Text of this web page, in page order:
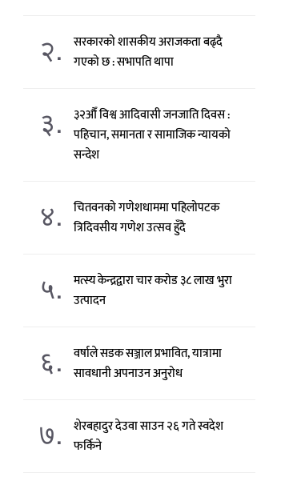
२.
सरकारको शासकीय अराजकता बढ्दै
गएको छ : सभापति थापा
३.
३२औँ विश्व आदिवासी जनजाति दिवस :
पहिचान, समानता र सामाजिक न्यायको
सन्देश
४.
चितवनको गणेशधाममा पहिलोपटक
त्रिदिवसीय गणेश उत्सव हुँदै
५.
मत्स्य केन्द्रद्वारा चार करोड ३८ लाख भुरा
उत्पादन
६.
वर्षाले सडक सञ्जाल प्रभावित, यात्रामा
सावधानी अपनाउन अनुरोध
७.
शेरबहादुर देउवा साउन २६ गते स्वदेश
फर्किने